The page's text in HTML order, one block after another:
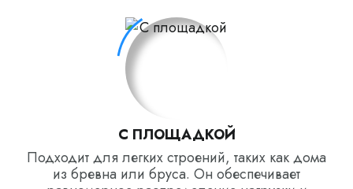
С ПЛОЩАДКОЙ
Подходит для легких строений, таких как дома
из бревна или бруса. Он обеспечивает